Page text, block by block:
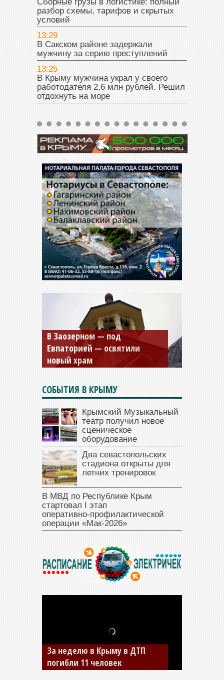
разбор схемы, тарифов и скрытых
условий
13:29
В Сакском районе задержали
мужчину за серию преступлений
13:25
В Крыму мужчина украл у своего
работодателя 2,6 млн рублей. Решил
отдохнуть на море
Мужской монастырь Косьмы
и Дамиана в Крыму вновь
открыт для посещения
СОБЫТИЯ В КРЫМУ
Крымский Музыкальный
театр получил новое
сценическое
оборудование
Два севастопольских
стадиона открыты для
летних тренировок
В МВД по Республике Крым
стартовал I этап
оперативно‑профилактической
операции «Мак‑2026»
В Джанкое водитель ВАЗа
сбил двух детей на «зебре»